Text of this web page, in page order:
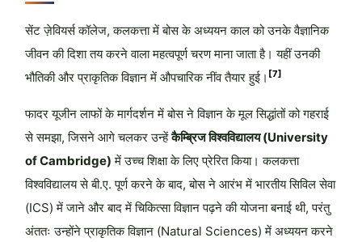
सेंट ज़ेवियर्स कॉलेज, कलकत्ता में बोस के अध्ययन काल को उनके वैज्ञानिक
जीवन की दिशा तय करने वाला महत्वपूर्ण चरण माना जाता है। यहीं उनकी
भौतिकी और प्राकृतिक विज्ञान में औपचारिक नींव तैयार हुई। [7]
फादर यूजीन लाफों के मार्गदर्शन में बोस ने विज्ञान के मूल सिद्धांतों को गहराई
से समझा, जिसने आगे चलकर उन्हेंकैम्ब्रिज विश्वविद्यालय (University
of Cambridge) में उच्च शिक्षा के लिए प्रेरित किया। कलकत्ता
विश्वविद्यालय से बी.ए. पूर्ण करने के बाद, बोस ने आरंभ में भारतीय सिविल सेवा
(ICS) में जाने और बाद में चिकित्सा विज्ञान पढ़ने की योजना बनाई थी, परंतु
अंततः उन्होंने प्राकृतिक विज्ञान (Natural Sciences) में अध्ययन करने